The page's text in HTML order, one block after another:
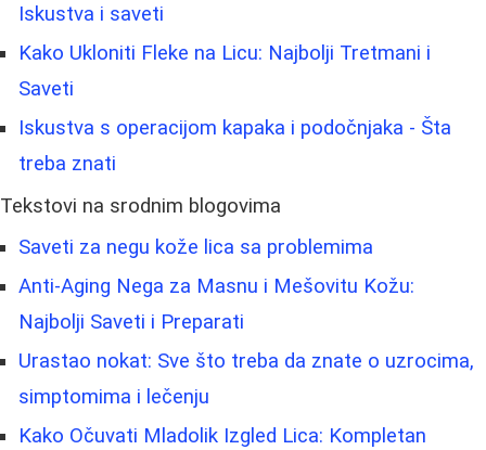
Iskustva i saveti
Kako Ukloniti Fleke na Licu: Najbolji Tretmani i
Saveti
Iskustva s operacijom kapaka i podočnjaka - Šta
treba znati
Tekstovi na srodnim blogovima
Saveti za negu kože lica sa problemima
Anti-Aging Nega za Masnu i Mešovitu Kožu:
Najbolji Saveti i Preparati
Urastao nokat: Sve što treba da znate o uzrocima,
simptomima i lečenju
Kako Očuvati Mladolik Izgled Lica: Kompletan